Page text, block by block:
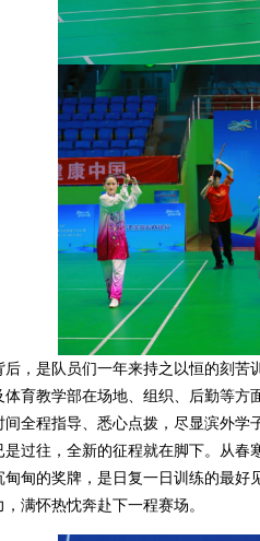
是队员们一年来持之以恒的刻苦
体育教学部在场地、组织、后勤等
全程指导、悉心点拨， 尽显滨外学
往，全新的征程就在脚下。 从春
甸甸的奖牌，是日复一日训练的最
满怀热忱奔赴下一程赛场。